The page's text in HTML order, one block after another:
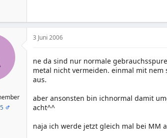
3 Juni 2006
ne da sind nur normale
metal nicht vermeiden. einmal mit nem
aus.
aber ansonsten bin ichnormal damit
acht^^
naja ich werde jetzt gleich mal bei MM